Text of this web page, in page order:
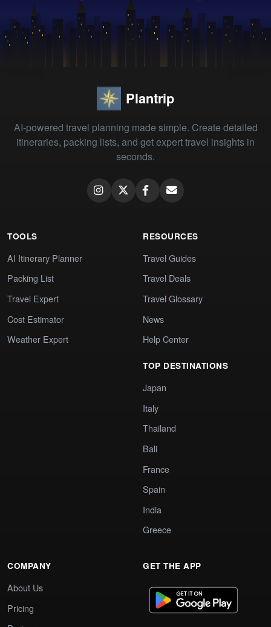
Plantrip
AI-powered travel planning made simple. Create detailed
itineraries, packing lists, and get expert travel insights in
seconds.
TOOLS
AI Itinerary Planner
Packing List
Travel Expert
Cost Estimator
Weather Expert
RESOURCES
Travel Guides
Travel Deals
Travel Glossary
News
Help Center
TOP DESTINATIONS
Japan
Italy
Thailand
Bali
France
Spain
India
Greece
COMPANY
About Us
Pricing
GET THE APP